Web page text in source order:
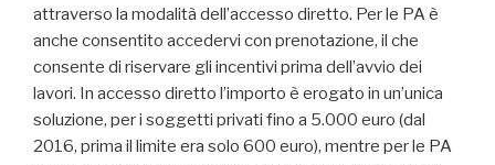
attraverso la modalità dell’accesso diretto. Per le PA è
anche consentito accedervi con prenotazione, il che
consente di riservare gli incentivi prima dell’avvio dei
lavori. In accesso diretto l’importo è erogato in un’unica
soluzione, per i soggetti privati fino a 5.000 euro (dal
2016, prima il limite era solo 600 euro), mentre per le PA